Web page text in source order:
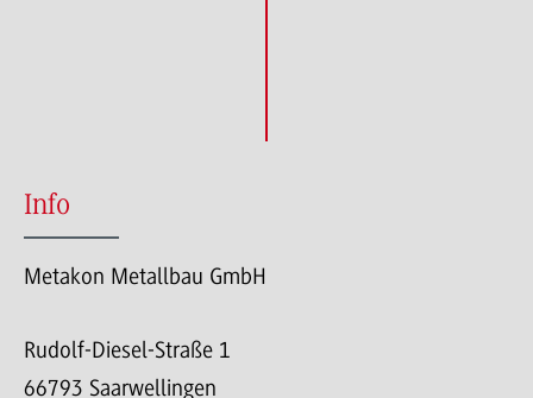
Info
Metakon Metallbau GmbH
Rudolf-Diesel-Straße 1
66793 Saarwellingen